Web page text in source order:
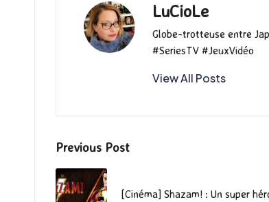
LuCioLe
Globe-trotteuse entre
#SeriesTV #JeuxVidéo
View All Posts
Post
navigation
Previous Post
[Cinéma] Shazam! : Un super